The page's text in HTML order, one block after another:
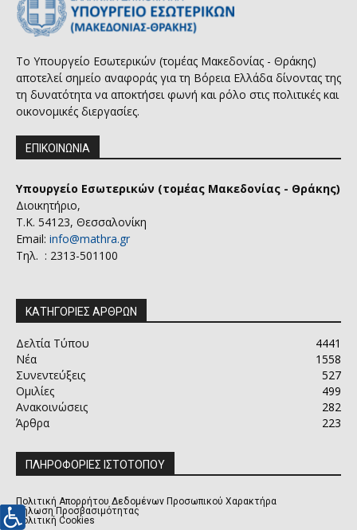
Το Υπουργείο Εσωτερικών (τομέας Μακεδονίας - Θράκης)
αποτελεί σημείο αναφοράς για τη Βόρεια Ελλάδα δίνοντας της
τη δυνατότητα να αποκτήσει φωνή και ρόλο στις πολιτικές και
οικονομικές διεργασίες.
ΕΠΙΚΟΙΝΩΝΙΑ
Υπουργείο Εσωτερικών (τομέας Μακεδονίας - Θράκης)
Διοικητήριο,
Τ.Κ. 54123, Θεσσαλονίκη
Email: info@mathra.gr
Τηλ. : 2313-501100
ΚΑΤΗΓΟΡΙΕΣ ΑΡΘΡΩΝ
Δελτία Τύπου
4441
Νέα
1558
Συνεντεύξεις
527
Ομιλίες
499
Ανακοινώσεις
282
Άρθρα
223
ΠΛΗΡΟΦΟΡΙΕΣ ΙΣΤΟΤΟΠΟΥ
Πολιτική Απορρήτου Δεδομένων Προσωπικού Χαρακτήρα
Δήλωση Προσβασιμότητας
Πολιτική Cookies